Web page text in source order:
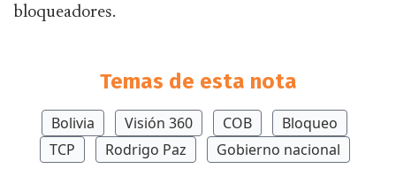
bloqueadores.
Temas de esta nota
Bolivia Visión 360 COB
Bloqueo
TCP
Rodrigo Paz Gobierno nacional